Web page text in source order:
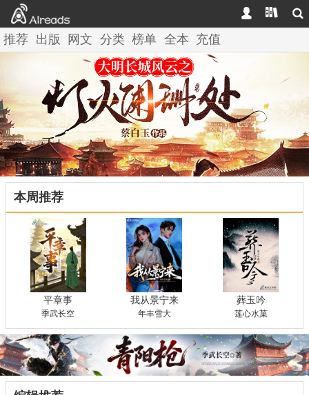
  
推荐 出版 网文 分类 榜单 全本 充值
本周推荐
平章事
季武长空
我从景宁来
年丰雪大
葬玉吟
莲心水菓